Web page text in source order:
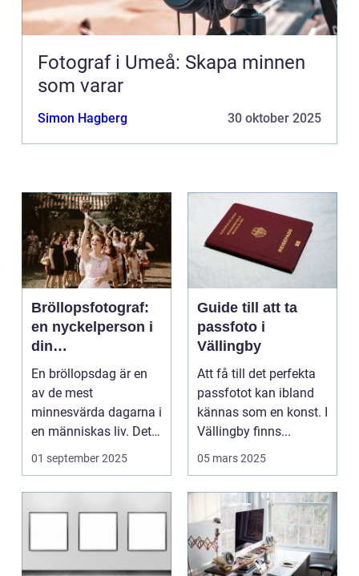
Fotograf i Umeå: Skapa minnen
som varar
Simon Hagberg 30 oktober 2025
Bröllopsfotograf:
en nyckelperson i
din
bröllopsberättelse
En bröllopsdag är en
av de mest
minnesvärda dagarna i
en människas liv. Det
&aum...
01 september 2025
Guide till att ta
passfoto i
Vällingby
Att få till det perfekta
passfotot kan ibland
kännas som en konst. I
Vällingby finns...
05 mars 2025